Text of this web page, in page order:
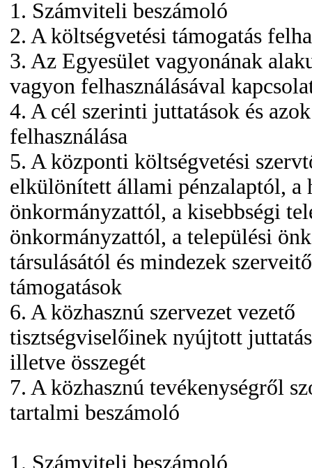
1. Számviteli beszámoló
2. A költségvetési támogatás
3. Az Egyesület vagyonának
vagyon felhasználásával
4. A cél szerinti juttatások és azok
felhasználása
5. A központi költségvetési
elkülönített állami pénzalaptól, a
önkormányzattól, a kisebbségi
önkormányzattól, a települési
társulásától és mindezek
támogatások
6. A közhasznú szervezet vezető
tisztségviselőinek nyújtott
illetve összegét
7. A közhasznú tevékenységről
tartalmi beszámoló
1. Számviteli beszámoló